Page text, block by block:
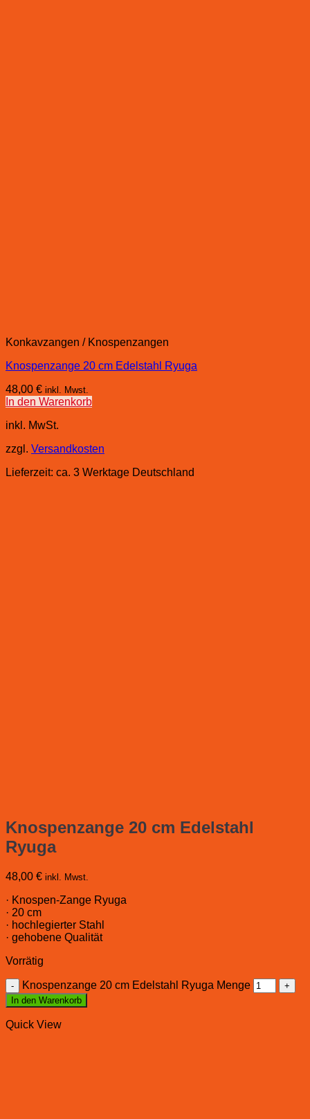
Konkavzangen / Knospenzangen
Knospenzange 20 cm Edelstahl Ryuga
48,00 € inkl. Mwst.
In den Warenkorb
inkl. MwSt.
zzgl. Versandkosten
Lieferzeit: ca. 3 Werktage Deutschland
Knospenzange 20 cm Edelstahl
Ryuga
48,00 € inkl. Mwst.
· Knospen-Zange Ryuga
· 20 cm
· hochlegierter Stahl
· gehobene Qualität
Vorrätig
Knospenzange 20 cm Edelstahl Ryuga Menge
In den Warenkorb
Quick View